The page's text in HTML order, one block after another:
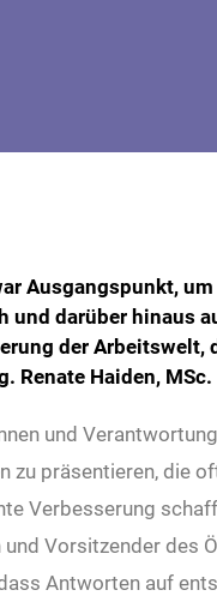
Ausgangspunkt,
und darüber hinaus
der
Renate Haiden, MSc.
und
zu präsentieren, die
Verbesserung
Vorsitzender des
Antworten auf